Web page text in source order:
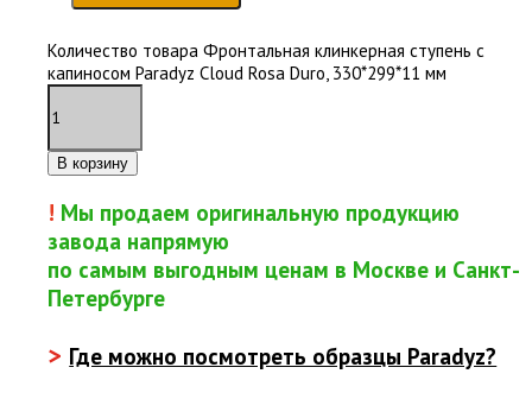
Количество товара Фронтальная клинкерная ступень с
капиносом Paradyz Cloud Rosa Duro, 330*299*11 мм
В корзину
! Мы продаем оригинальную продукцию
завода напрямую
по самым выгодным ценам в Москве и Санкт-
Петербурге
> Где можно посмотреть образцы Paradyz?